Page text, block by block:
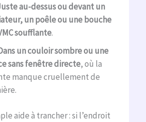
au-dessus ou devant un
un poêle ou une bouche
soufflante.
un couloir sombre ou une
sans fenêtre directe, où la
manque cruellement de
aide à trancher : si l’endroit